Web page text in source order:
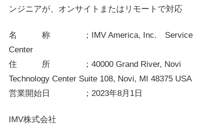
ンジニアが、オンサイトまたはリモートで対応
名 称 ；IMV America, Inc. Service
Center
住 所 ；40000 Grand River, Novi
Technology Center Suite 108, Novi, MI 48375 USA
営業開始日 ；2023年8月1日
IMV株式会社